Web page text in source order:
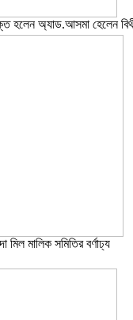
হলেন অ্যাড.আসমা হেলেন
মিল মালিক সমিতির বর্ণাঢ্য